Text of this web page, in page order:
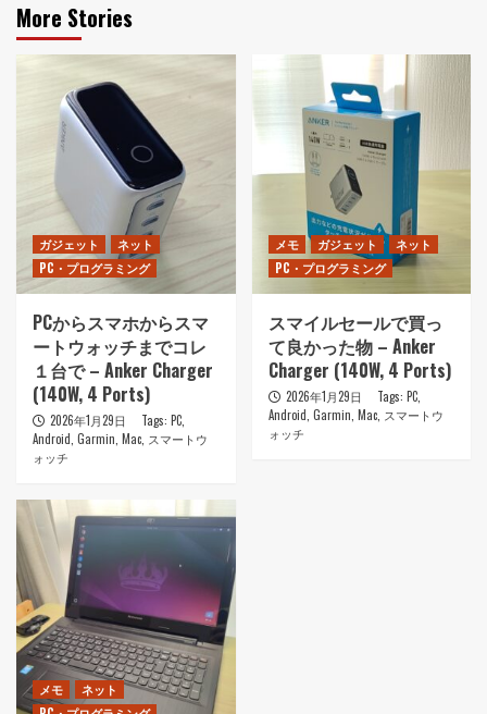
More Stories
ガジェット
ネット
PC・プログラミング
PCからスマホからスマ
ートウォッチまでコレ
１台で – Anker Charger
(140W, 4 Ports)
2026年1月29日 Tags: PC,
Android, Garmin, Mac, スマートウ
ォッチ
メモ ガジェット
ネット
PC・プログラミング
スマイルセールで買っ
て良かった物 – Anker
Charger (140W, 4 Ports)
2026年1月29日 Tags: PC,
Android, Garmin, Mac, スマートウ
ォッチ
メモ
ネット